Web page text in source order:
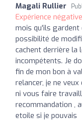
Magali Rullier
Expérience
mois qu'ils gardent
possibilité de
cachent derrière la
incompétents. Je
fin de mon bon à
relancer, je ne
ni vous faire
recommandation ,
etoile si je pouvais